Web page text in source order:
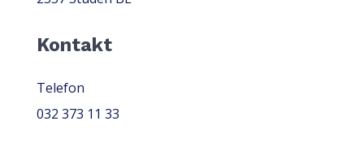
Kontakt
Telefon
032 373 11 33